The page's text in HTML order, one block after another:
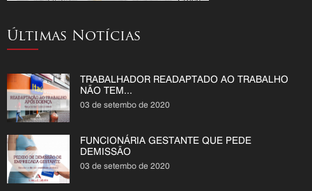
Últimas Notícias
TRABALHADOR READAPTADO AO TRABALHO
NÃO TEM...
03 de setembo de 2020
FUNCIONÁRIA GESTANTE QUE PEDE
DEMISSÃO
03 de setembo de 2020